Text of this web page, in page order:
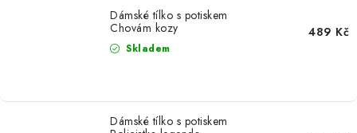
PROVIZNÍ SYSTÉM
Časté otázky
Doprava a platba
Zásady zpracování ochrany osobních údajů
Napište nám
Dámské tílko s potiskem
Chovám kozy
Skladem
489 Kč
Dámské tílko s potiskem